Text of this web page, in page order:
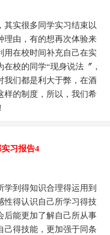
实很多同学实习结束以
理由，有的想再次体验来
用在校时间补充自己在实
校的同学“现身说法〞，
我们都是利大于弊，在酒
样的制度，所以，我们希
习报告4
到得知识合理得运用到
性得认识自己所学习得技
后能更加了解自己所从事
己得技能，更加强于同条